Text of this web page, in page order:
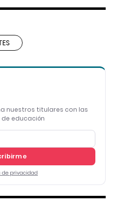
nuestros titulares con las
educación
de privacidad